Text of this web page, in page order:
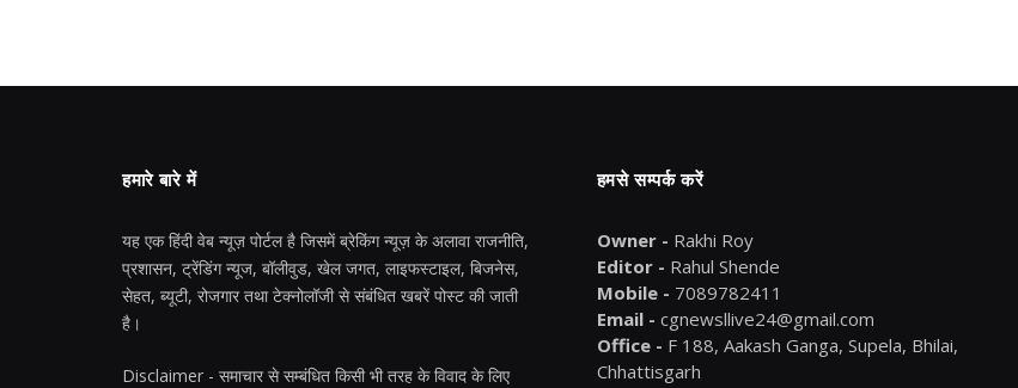
हमारे बारे में
यह एक हिंदी वेब न्यूज़ पोर्टल है जिसमें ब्रेकिंग न्यूज़ के अलावा राजनीति,
प्रशासन, ट्रेंडिंग न्यूज, बॉलीवुड, खेल जगत, लाइफस्टाइल, बिजनेस,
सेहत, ब्यूटी, रोजगार तथा टेक्नोलॉजी से संबंधित खबरें पोस्ट की जाती
है।
Disclaimer - समाचार से सम्बंधित किसी भी तरह के विवाद के लिए
हमसे सम्पर्क करें
Owner - Rakhi Roy
Editor - Rahul Shende
Mobile - 7089782411
Email - cgnewsllive24@gmail.com
Office - F 188, Aakash Ganga, Supela, Bhilai,
Chhattisgarh